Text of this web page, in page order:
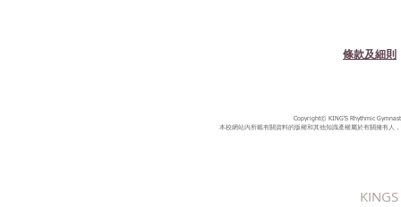
條款及細則
Copyright© KING'S Rhythmic
本校網站內所載有關資料的版權和其他知識產權屬於有關擁有人